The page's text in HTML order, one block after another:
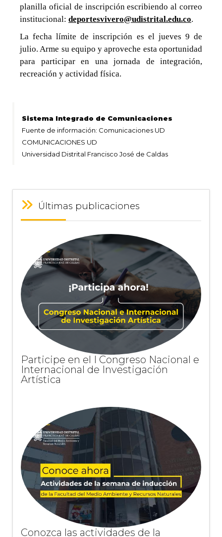
planilla oficial de inscripción escribiendo al correo
institucional: deportesvivero@udistrital.edu.co.
La fecha límite de inscripción es el jueves 9 de
julio. Arme su equipo y aproveche esta oportunidad
para participar en una jornada de integración,
recreación y actividad física.
Sistema Integrado de Comunicaciones
Fuente de información: Comunicaciones UD
COMUNICACIONES UD
Universidad Distrital Francisco José de Caldas
Últimas publicaciones
Participe en el I Congreso Nacional e
Internacional de Investigación
Artística
Conozca las actividades de la